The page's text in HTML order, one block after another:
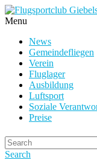
Menu
News
Gemeindefliegen
Verein
Fluglager
Ausbildung
Luftsport
Soziale
Preise
Search